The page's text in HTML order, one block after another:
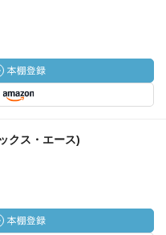
クス・エース)